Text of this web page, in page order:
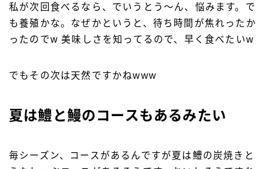
私が次回食べるなら、でいうとう〜ん、悩みます。で
も養殖かな。なぜかというと、待ち時間が焦れったか
ったのでw 美味しさを知ってるので、早く食べたいw
でもその次は天然ですかねwww
夏は鱧と鰻のコースもあるみたい
毎シーズン、コースがあるんですが夏は鱧の炭焼きと